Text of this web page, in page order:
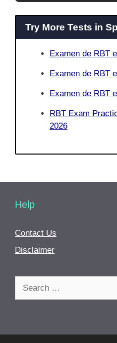
Try More Tests in
Examen de RBT
Examen de RBT
Examen de RBT
RBT Exam
2026
Help
Contact Us
Disclaimer